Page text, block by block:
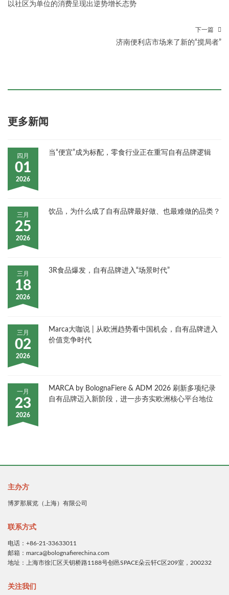
以社区为单位的消费呈现出逆势增长态势
下一篇
济南便利店市场来了新的“搅局者”
更多新闻
四月
01
2026
当“便宜”成为标配，零食行业正在重写自有品牌逻辑
三月
25
2026
饮品，为什么成了自有品牌最好做、也最难做的品类？
三月
18
2026
3R食品爆发，自有品牌进入“场景时代”
三月
02
2026
Marca大咖说 | 从欧洲趋势看中国机会，自有品牌进入
价值竞争时代
一月
23
2026
MARCA by BolognaFiere & ADM 2026 刷新多项纪录
自有品牌迈入新阶段，进一步夯实欧洲核心平台地位
主办方
博罗那展览（上海）有限公司
联系方式
电话：+86-21-33633011
邮箱：marca@bolognafierechina.com
地址：上海市徐汇区天钥桥路1188号创邑SPACE朵云轩C区209室，200232
关注我们